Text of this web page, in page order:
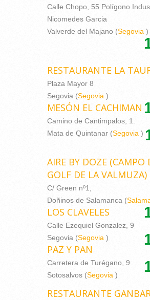
Calle Chopo, 55 Polígono
Nicomedes Garcia
Valverde del Majano (Segovia )
RESTAURANTE LA
Plaza Mayor 8
Segovia (Segovia )
MESÓN EL CACHIMAN
Camino de Cantimpalos, 1.
Mata de Quintanar (Segovia )
AIRE BY DOZE (CAMPO
GOLF DE LA VALMUZA)
C/ Green nº1,
Doñinos de Salamanca (
LOS CLAVELES
Calle Ezequiel Gonzalez, 9
Segovia (Segovia )
PAZ Y PAN
Carretera de Turégano, 9
Sotosalvos (Segovia )
RESTAURANTE